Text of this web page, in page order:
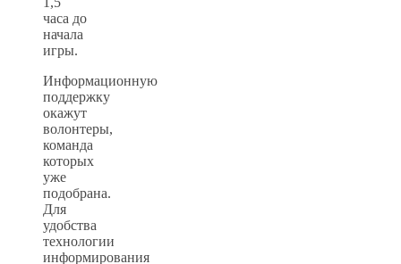
часа до
начала
игры.
Информационную
поддержку
окажут
волонтеры,
команда
которых
уже
подобрана.
Для
удобства
технологии
информирования